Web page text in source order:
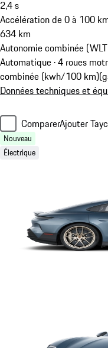
2,4s
Accélération de 0 à 100
634 km
Autonomie combinée
Automatique · 4 roues
combinée (kwh/100
Données techniques et
ComparerAjouter
Nouveau
Électrique